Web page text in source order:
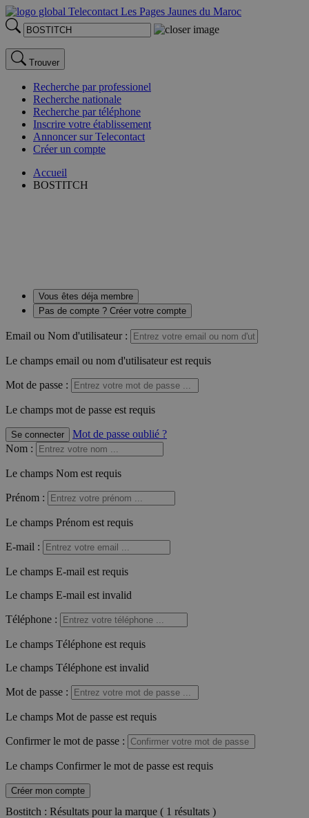
Trouver
Recherche par professionel
Recherche nationale
Recherche par téléphone
Inscrire votre établissement
Annoncer sur Telecontact
Créer un compte
Accueil
BOSTITCH
Vous êtes déja membre
Pas de compte ? Créer votre compte
Email ou Nom d'utilisateur :
Le champs email ou nom d'utilisateur est requis
Mot de passe :
Le champs mot de passe est requis
Se connecter
Mot de passe oublié ?
Nom :
Le champs Nom est requis
Prénom :
Le champs Prénom est requis
E-mail :
Le champs E-mail est requis
Le champs E-mail est invalid
Téléphone :
Le champs Téléphone est requis
Le champs Téléphone est invalid
Mot de passe :
Le champs Mot de passe est requis
Confirmer le mot de passe :
Le champs Confirmer le mot de passe est requis
Créer mon compte
Bostitch : Résultats pour la marque ( 1 résultats )